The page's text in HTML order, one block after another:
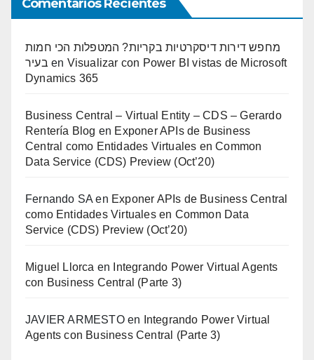
Comentarios Recientes
מחפש דירות דיסקרטיות בקריות? המטפלות הכי חמות
בעיר en Visualizar con Power BI vistas de Microsoft
Dynamics 365
Business Central – Virtual Entity – CDS – Gerardo
Rentería Blog en Exponer APIs de Business
Central como Entidades Virtuales en Common
Data Service (CDS) Preview (Oct’20)
Fernando SA en Exponer APIs de Business Central
como Entidades Virtuales en Common Data
Service (CDS) Preview (Oct’20)
Miguel Llorca en
Integrando Power Virtual Agents
con Business Central (Parte 3)
JAVIER ARMESTOen
Integrando Power Virtual
Agents con Business Central (Parte 3)